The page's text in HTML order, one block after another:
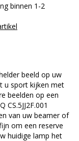
binnen 1-2
beeld op uw
u sport kijken met
beelden op een
van uw beamer of
om een reserve
huidige lamp het